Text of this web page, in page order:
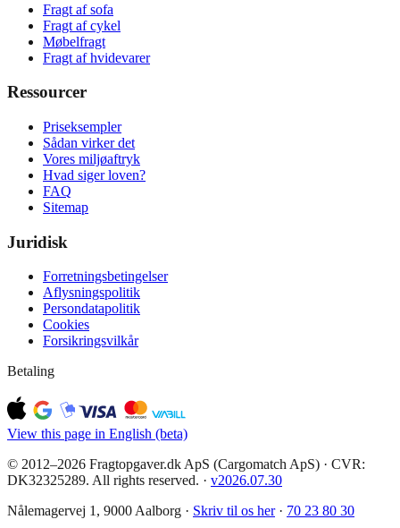
Fragt af sofa
Fragt af cykel
Møbelfragt
Fragt af hvidevarer
Ressourcer
Priseksempler
Sådan virker det
Vores miljøaftryk
Hvad siger loven?
FAQ
Sitemap
Juridisk
Forretningsbetingelser
Aflysningspolitik
Persondatapolitik
Cookies
Forsikringsvilkår
Betaling
View this page in English (beta)
© 2012–2026 Fragtopgaver.dk ApS (Cargomatch ApS) · CVR:
DK32325289. All rights reserved. · v2026.07.30
Nålemagervej 1, 9000 Aalborg · Skriv til os her · 70 23 80 30